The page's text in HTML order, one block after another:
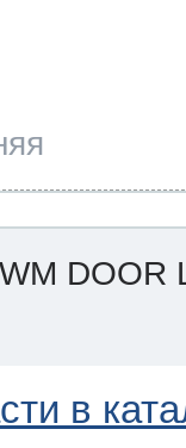
WM DOOR
в